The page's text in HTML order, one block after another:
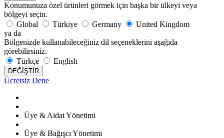
Konumunuza özel ürünleri görmek için başka bir ülkeyi veya
bölgeyi seçin.
Global
Türkiye Germany
United Kingdom
ya da
Bölgenizde kullanabileceğiniz dil seçeneklerini aşağıda
görebilirsiniz.
Türkçe
English
DEĞİŞTİR
Ücretsiz Dene
Üye & Aidat Yönetimi
Üye & Bağışcı Yönetimi